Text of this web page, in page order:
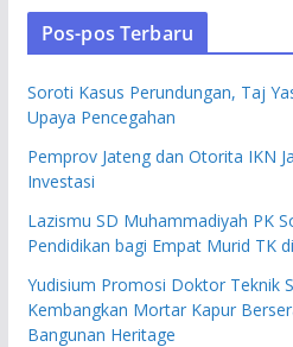
Pos-pos Terbaru
Soroti Kasus Perundungan, Taj
Upaya Pencegahan
Pemprov Jateng dan Otorita IKN
Investasi
Lazismu SD Muhammadiyah PK
Pendidikan bagi Empat Murid TK
Yudisium Promosi Doktor Teknik
Kembangkan Mortar Kapur
Bangunan Heritage